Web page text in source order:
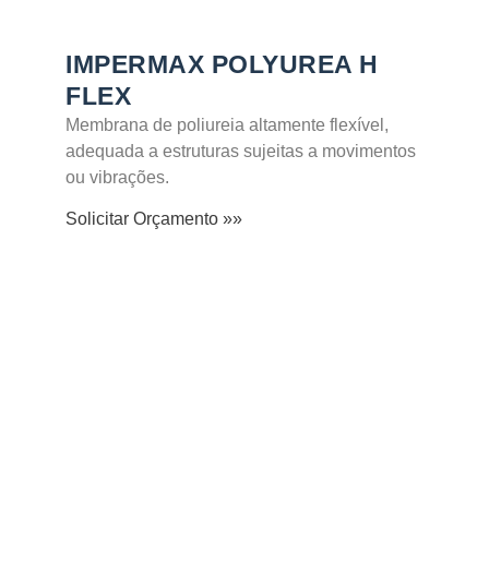
IMPERMAX POLYUREA H
FLEX
Membrana de poliureia altamente flexível,
adequada a estruturas sujeitas a movimentos
ou vibrações.
Solicitar Orçamento »»